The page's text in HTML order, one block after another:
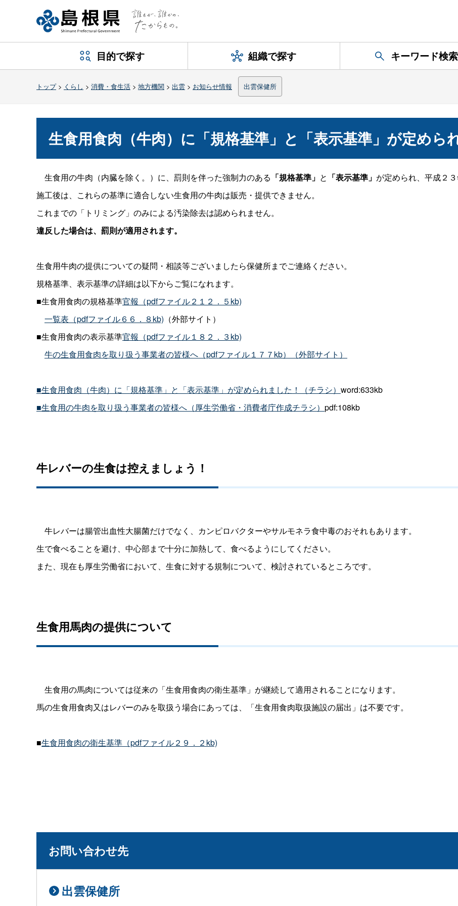
目的で探す 組織で探す キーワード検索
トップ> くらし > 消費・食生活 > 地方機関 > 出雲 > お知らせ情報 出雲保健所
生食用食肉（牛肉）に「規格基準」と「表示基準」が定めら
生食用の牛肉（内臓を除く。）に、罰則を伴った強制力のある 「規格基準」 と 「表示基準」 が定められ、平成２
施工後は、これらの基準に適合しない生食用の牛肉は販売・提供できません。
これまでの「トリミング」のみによる汚染除去は認められません。
違反した場合は、罰則が適用されます。
生食用牛肉の提供についての疑問・相談等ございましたら保健所までご連絡ください。
規格基準、表示基準の詳細は以下からご覧になれます。
■生食用食肉の規格基準官報（pdfファイル２１２．５kb)
一覧表（pdfファイル６６．８kb) （外部サイト）
■生食用食肉の表示基準官報（pdfファイル１８２．３kb)
牛の生食用食肉を取り扱う事業者の皆様へ（pdfファイル１７７kb）（外部サイト）
■生食用食肉（牛肉）に「規格基準」と「表示基準」が定められました！（チラシ） word:633kb
■生食用の牛肉を取り扱う事業者の皆様へ（厚生労働省・消費者庁作成チラシ） pdf:108kb
牛レバーの生食は控えましょう！
牛レバーは腸管出血性大腸菌だけでなく、カンピロバクターやサルモネラ食中毒のおそれもあります。
生で食べることを避け、中心部まで十分に加熱して、食べるようにしてください。
また、現在も厚生労働省において、生食に対する規制について、検討されているところです。
生食用馬肉の提供について
生食用の馬肉については従来の「生食用食肉の衛生基準」が継続して適用されることになります。
馬の生食用食肉又はレバーのみを取扱う場合にあっては、「生食用食肉取扱施設の届出」は不要です。
■生食用食肉の衛生基準（pdfファイル２９．２kb)
お問い合わせ先
出雲保健所